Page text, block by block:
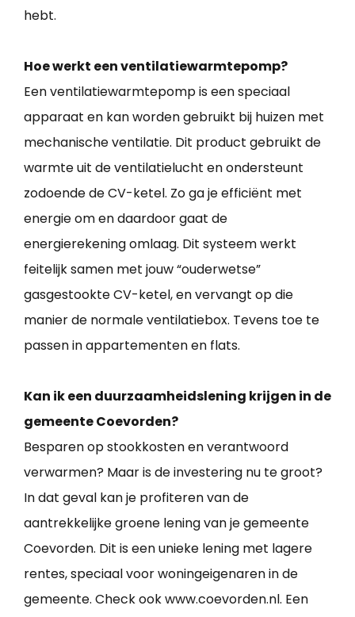
hebt.
Hoe werkt een ventilatiewarmtepomp?
Een ventilatiewarmtepomp is een speciaal
apparaat en kan worden gebruikt bij huizen met
mechanische ventilatie. Dit product gebruikt de
warmte uit de ventilatielucht en ondersteunt
zodoende de CV-ketel. Zo ga je efficiënt met
energie om en daardoor gaat de
energierekening omlaag. Dit systeem werkt
feitelijk samen met jouw “ouderwetse”
gasgestookte CV-ketel, en vervangt op die
manier de normale ventilatiebox. Tevens toe te
passen in appartementen en flats.
Kan ik een duurzaamheidslening krijgen in de
gemeente Coevorden?
Besparen op stookkosten en verantwoord
verwarmen? Maar is de investering nu te groot?
In dat geval kan je profiteren van de
aantrekkelijke groene lening van je gemeente
Coevorden. Dit is een unieke lening met lagere
rentes, speciaal voor woningeigenaren in de
gemeente. Check ook www.coevorden.nl. Een